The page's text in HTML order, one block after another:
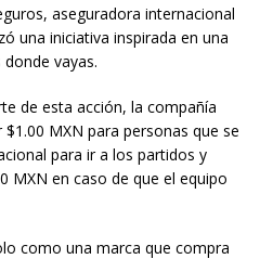
aseguradora internacional
una iniciativa inspirada en una
vayas.
de esta acción, la compañía
MXN para personas que se
para ir a los partidos y
MXN en caso de que el equipo
como una marca que compra